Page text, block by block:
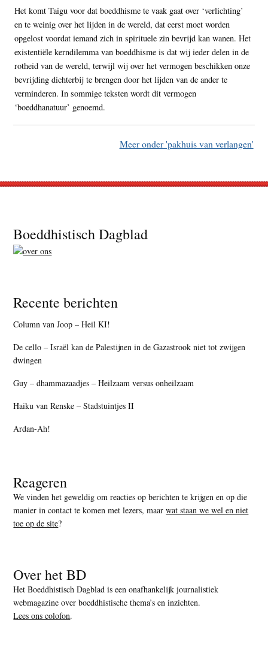
Het komt Taigu voor dat boeddhisme te vaak gaat over ‘verlichting’
en te weinig over het lijden in de wereld, dat eerst moet worden
opgelost voordat iemand zich in spirituele zin bevrijd kan wanen. Het
existentiële kerndilemma van boeddhisme is dat wij ieder delen in de
rotheid van de wereld, terwijl wij over het vermogen beschikken onze
bevrijding dichterbij te brengen door het lijden van de ander te
verminderen. In sommige teksten wordt dit vermogen
‘boeddhanatuur’ genoemd.
Meer onder 'pakhuis van verlangen'
Footer
Boeddhistisch Dagblad
Recente berichten
Column van Joop – Heil KI!
De cello – Israël kan de Palestijnen in de Gazastrook niet tot zwijgen
dwingen
Guy – dhammazaadjes – Heilzaam versus onheilzaam
Haiku van Renske – Stadstuintjes II
Ardan-Ah!
Reageren
We vinden het geweldig om reacties op berichten te krijgen en op die
manier in contact te komen met lezers, maarwat staan we wel en niet
toe op de site?
Over het BD
Het Boeddhistisch Dagblad is een onafhankelijk journalistiek
webmagazine over boeddhistische thema’s en inzichten.
Lees ons colofon.